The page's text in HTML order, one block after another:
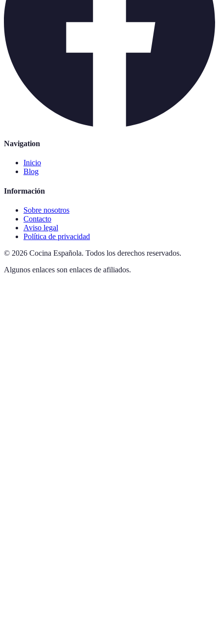
Navigation
Inicio
Blog
Información
Sobre nosotros
Contacto
Aviso legal
Política de privacidad
© 2026 Cocina Española. Todos los derechos reservados.
Algunos enlaces son enlaces de afiliados.